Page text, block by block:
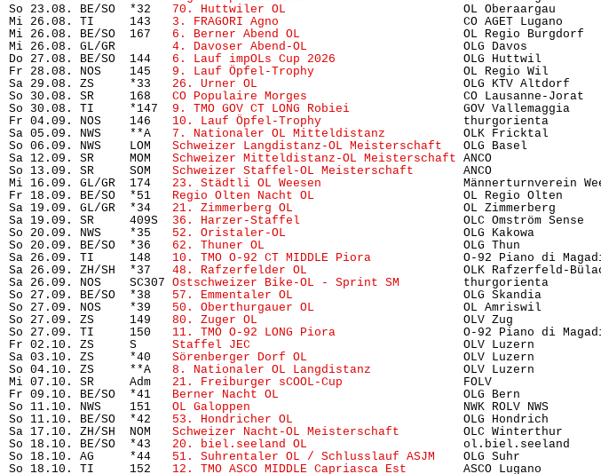
So 23.08. BE/SO  *32 70. Huttwiler OL
OL Oberaargau
Mi 26.08. TI     143 3. FRAGORI Agno
CO AGET Lugano
Mi 26.08. BE/SO  167 6. Berner Abend OL
OL Regio Burgdorf
Mi 26.08. GL/GR 4. Davoser Abend-OL
OLG Davos
Do 27.08. BE/SO  144 6. Lauf impOLs Cup 2026
OLG Huttwil
Fr 28.08. NOS    145 9. Lauf Öpfel-Trophy
OL Regio Wil
Sa 29.08. ZS     *33 26. Urner OL
OLG KTV Altdorf
So 30.08. SR     168 CO Populaire Morges
CO Lausanne-Jorat
So 30.08. TI     *147 9. TMO GOV CT LONG Robiei
GOV Vallemaggia
Fr 04.09. NOS    146 10. Lauf Öpfel-Trophy
thurgorienta
Sa 05.09. NWS    **A 7. Nationaler OL Mitteldistanz
OLK Fricktal
So 06.09. NWS    LOM Schweizer Langdistanz-OL Meisterschaft
OLG Basel
Sa 12.09. SR     MOM Schweizer Mitteldistanz-OL Meisterschaft ANCO
So 13.09. SR     SOM Schweizer Staffel-OL Meisterschaft
ANCO
Mi 16.09. GL/GR  174 23. Städtli OL Weesen
Männerturnverein
Fr 18.09. BE/SO  *51
Regio Olten Nacht OL
OL Regio Olten
Sa 19.09. GL/GR  *34 21. Zimmerberg OL
OL Zimmerberg
Sa 19.09. SR     409S 36. Harzer-Staffel
OLC Omström Sense
So 20.09. NWS    *35 52. Oristaler-OL
OLG Kakowa
So 20.09. BE/SO  *36 62. Thuner OL
OLG Thun
Sa 26.09. TI     148 10. TMO O-92 CT MIDDLE Piora
O-92 Piano di
Sa 26.09. ZH/SH  *37 48. Rafzerfelder OL
OLK Rafzerfeld-
Sa 26.09. NOS    SC307 Ostschweizer Bike-OL - Sprint SM
thurgorienta
So 27.09. BE/SO  *38 57. Emmentaler OL
OLG Skandia
So 27.09. NOS    *39 50. Oberthurgauer OL
OL Amriswil
So 27.09. ZS     149 80. Zuger OL
OLV Zug
So 27.09. TI     150 11. TMO O-92 LONG Piora
O-92 Piano di
Fr 02.10. ZS     S Staffel JEC
OLV Luzern
Sa 03.10. ZS     *40 Sörenberger Dorf OL
OLV Luzern
So 04.10. ZS     **A 8. Nationaler OL Langdistanz
OLV Luzern
Mi 07.10. SR     Adm 21. Freiburger sCOOL-Cup
FOLV
Fr 09.10. BE/SO  *41
Berner Nacht OL
OLG Bern
So 11.10. NWS    151 OL Galoppen
NWK ROLV NWS
So 11.10. BE/SO  *42 53. Hondricher OL
OLG Hondrich
Sa 17.10. ZH/SH  NOM Schweizer Nacht-OL Meisterschaft
OLC Winterthur
So 18.10. BE/SO  *43 20. biel.seeland OL
ol.biel.seeland
So 18.10. AG     *44 51. Suhrentaler OL / Schlusslauf ASJM
OLG Suhr
So 18.10. TI     152 12. TMO ASCO MIDDLE Capriasca Est
ASCO Lugano